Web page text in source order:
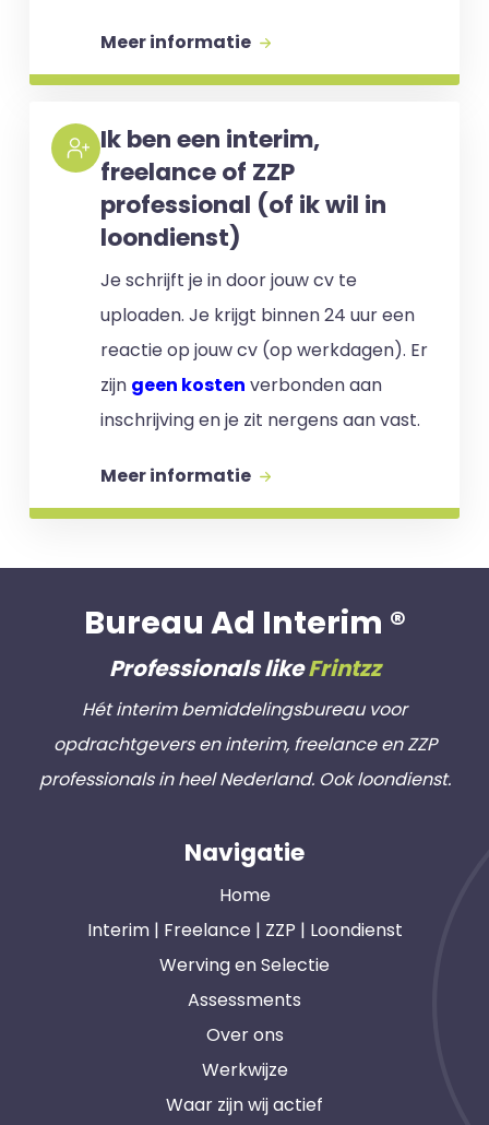
Meer informatie
Ik ben een interim,
freelance of ZZP
professional (of ik wil in
loondienst)
Je schrijft je in door jouw cv te
uploaden. Je krijgt binnen 24 uur een
reactie op jouw cv (op werkdagen). Er
zijn geen kosten verbonden aan
inschrijving en je zit nergens aan vast.
Meer informatie
Bureau Ad Interim ®
Professionals likeFrintzz
Hét interim bemiddelingsbureau voor
opdrachtgevers en interim, freelance en ZZP
professionals in heel Nederland. Ook loondienst.
Navigatie
Home
Interim | Freelance | ZZP | Loondienst
Werving en Selectie
Assessments
Over ons
Werkwijze
Waar zijn wij actief